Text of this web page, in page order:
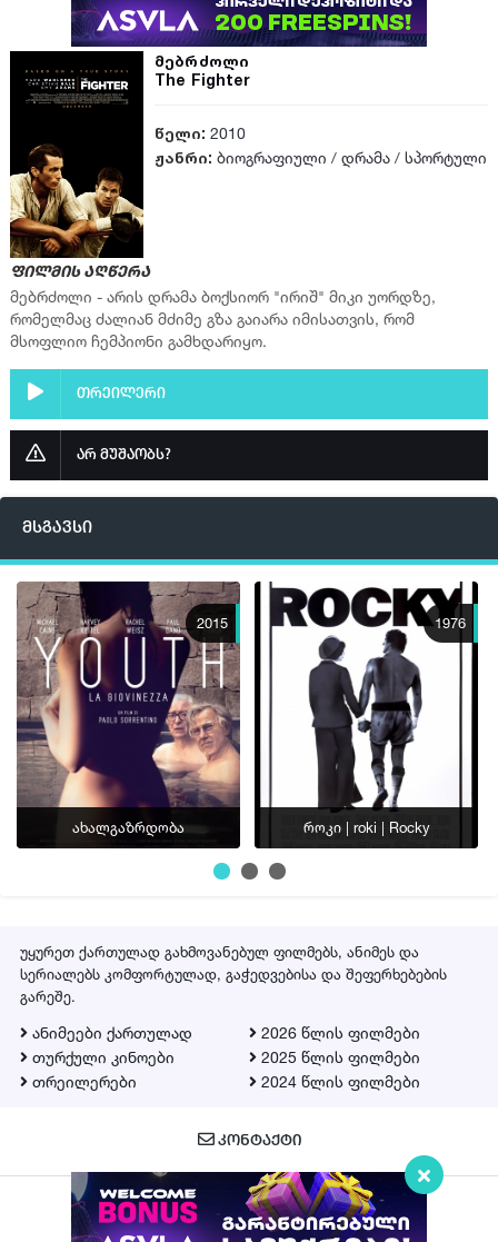
მებრძოლი
The Fighter
წელი: 2010
ჟანრი: ბიოგრაფიული / დრამა / სპორტული
ფილმის აღწერა
მებრძოლი - არის დრამა ბოქსიორ "ირიშ" მიკი უორდზე,
რომელმაც ძალიან მძიმე გზა გაიარა იმისათვის, რომ
მსოფლიო ჩემპიონი გამხდარიყო.
თრეილერი
არ მუშაობს?
მსგავსი
2015
ახალგაზრდობა
1976
როკი | roki | Rocky
უყურეთ ქართულად გახმოვანებულ ფილმებს, ანიმეს და
სერიალებს კომფორტულად, გაჭედვებისა და შეფერხებების
გარეშე.
ანიმეები ქართულად
თურქული კინოები
თრეილერები
2026 წლის ფილმები
2025 წლის ფილმები
2024 წლის ფილმები
ᲙᲝᲜᲢᲐᲥᲢᲘ